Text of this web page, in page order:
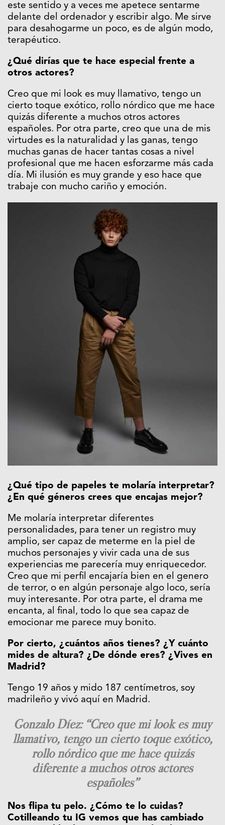
este sentido y a veces me apetece sentarme
delante del ordenador y escribir algo. Me sirve
para desahogarme un poco, es de algún modo,
terapéutico.
¿Qué dirías que te hace especial frente a
otros actores?
Creo que mi look es muy llamativo, tengo un
cierto toque exótico, rollo nórdico que me hace
quizás diferente a muchos otros actores
españoles. Por otra parte, creo que una de mis
virtudes es la naturalidad y las ganas, tengo
muchas ganas de hacer tantas cosas a nivel
profesional que me hacen esforzarme más cada
día. Mi ilusión es muy grande y eso hace que
trabaje con mucho cariño y emoción.
¿Qué tipo de papeles te molaría interpretar?
¿En qué géneros crees que encajas mejor?
Me molaría interpretar diferentes
personalidades, para tener un registro muy
amplio, ser capaz de meterme en la piel de
muchos personajes y vivir cada una de sus
experiencias me parecería muy enriquecedor.
Creo que mi perfil encajaría bien en el genero
de terror, o en algún personaje algo loco, sería
muy interesante. Por otra parte, el drama me
encanta, al final, todo lo que sea capaz de
emocionar me parece muy bonito.
Por cierto, ¿cuántos años tienes? ¿Y cuánto
mides de altura? ¿De dónde eres? ¿Vives en
Madrid?
Tengo 19 años y mido 187 centímetros, soy
madrileño y vivó aquí en Madrid.
Gonzalo Díez: “Creo que mi look es muy
llamativo, tengo un cierto toque exótico,
rollo nórdico que me hace quizás
diferente a muchos otros actores
españoles”
Nos flipa tu pelo. ¿Cómo te lo cuidas?
Cotilleando tu IG vemos que has cambiado